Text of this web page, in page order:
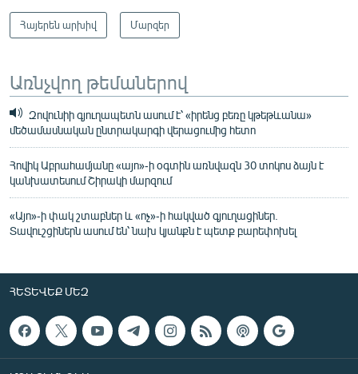
Հայերեն արխիվ Մարզեր
Առնչվող թեմաներով
Զովունիի գյուղապետն ասում է՝ «իրենց բեռը կթեթևանա»
մեծամասնական ընտրակարգի վերացումից հետո
Հովիկ Աբրահամյանը «այո»-ի օգտին առնվազն 30 տոկոս ձայն է
կանխատեսում Շիրակի մարզում
«Այո»-ի փակ շտաբներ և «ոչ»-ի հակված գյուղացիներ.
Տավուշցիներն ասում են՝ նախ կյանքն է պետք բարեփոխել
ՀԵՏԵՎԵՔ ՄԵԶ